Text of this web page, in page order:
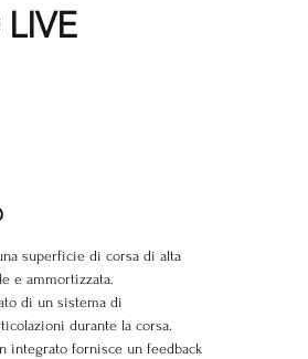
superficie di corsa di alta
e ammortizzata.
di un sistema di
durante la corsa.
integrato fornisce un feedback